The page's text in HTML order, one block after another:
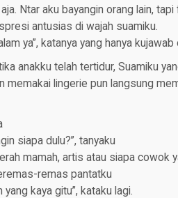
Ntar aku bayangin orang lain,
antusias di wajah suamiku.
ya”, katanya yang hanya
anakku telah tertidur, Suamiku
memakai lingerie pun langsung
siapa dulu?”, tanyaku
mamah, artis atau siapa cowok
remas pantatku
yang kaya gitu”, kataku lagi.